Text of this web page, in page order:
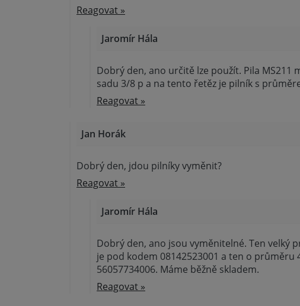
Reagovat »
Jaromír Hála
Dobrý den, ano určitě lze použít. Pila MS211
sadu 3/8 p a na tento řetěz je pilník s
Reagovat »
Jan Horák
Dobrý den, jdou pilníky vyměnit?
Reagovat »
Jaromír Hála
Dobrý den, ano jsou vyměnitelné. Ten velký
je pod kodem 08142523001 a ten o průměru
56057734006. Máme běžně skladem.
Reagovat »